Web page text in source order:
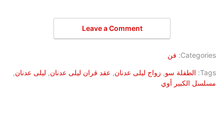
Leave a Comment
Categories: فن
Tags: الطفلة سو, زواج ليلى عدنان, عقد قران ليلى عدنان, ليلى عدنان,
مسلسل الكبير أوي